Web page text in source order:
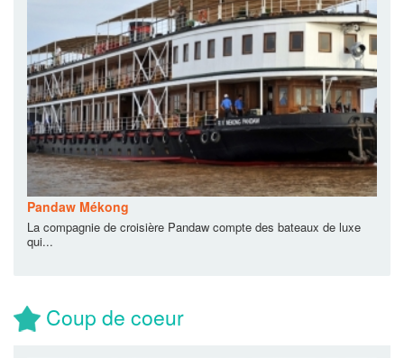
Pandaw Mékong
La compagnie de croisière Pandaw compte des bateaux de luxe
qui...
Coup de coeur